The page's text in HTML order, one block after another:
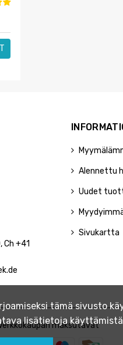
, Ch +41
Alennettu
Uudet
Sivukartta
maksutavat
tämä sivusto
lisätietoja